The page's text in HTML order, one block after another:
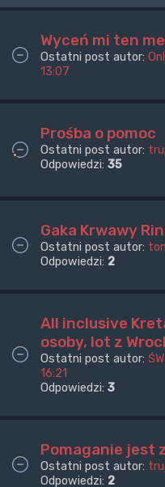
Wyceń mi ten
Ostatni post autor:
13:07
Prośba o pomoc
Ostatni post autor:
Odpowiedzi: 35
Gaka Krwawy
Ostatni post autor:
Odpowiedzi: 2
All inclusive
osoby, lot z
Ostatni post autor:
16:21
Odpowiedzi: 3
Pomaganie jest
Ostatni post autor:
Odpowiedzi: 2